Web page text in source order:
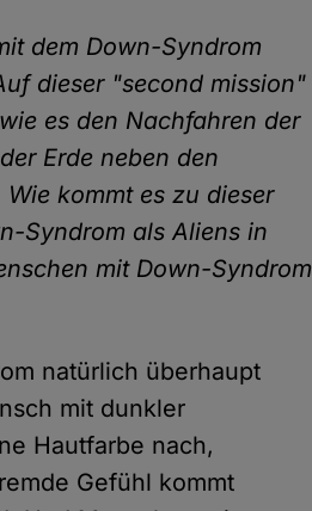
dem Down-Syndrom
dieser "second mission"
es den Nachfahren der
Erde neben den
kommt es zu dieser
Syndrom als Aliens in
mit Down-Syndrom
natürlich überhaupt
mit dunkler
Hautfarbe nach,
Gefühl kommt